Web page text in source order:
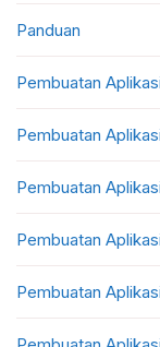
Panduan
Pembuatan
Pembuatan
Pembuatan
Pembuatan
Pembuatan